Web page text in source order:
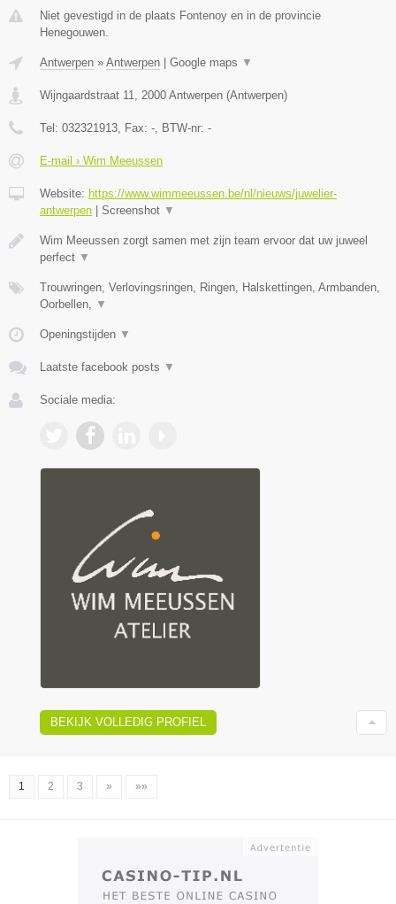
Niet gevestigd in de plaats Fontenoy en in de provincie
Henegouwen.
Antwerpen » Antwerpen Google maps ▼
Wijngaardstraat 11 2000 Antwerpen (Antwerpen)
Tel: 032321913 , Fax: - , BTW-nr: -
E-mail › Wim Meeussen
Website: https://www.wimmeeussen.be/nl/nieuws/juwelier-
antwerpen
Screenshot ▼
Wim Meeussen zorgt samen met zijn team ervoor dat uw juweel
perfect ▼
Trouwringen, Verlovingsringen, Ringen, Halskettingen, Armbanden,
Oorbellen,
▼
Openingstijden ▼
Laatste facebook posts ▼
Sociale media:
BEKIJK VOLLEDIG PROFIEL
1 2 3 » »»